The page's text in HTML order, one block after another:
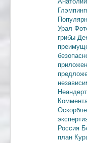
Урал
грибы
Россия
план